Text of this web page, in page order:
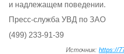
и надлежащем поведении.
Пресс-служба УВД по ЗАО
(499) 233-91-39
Источник:https://